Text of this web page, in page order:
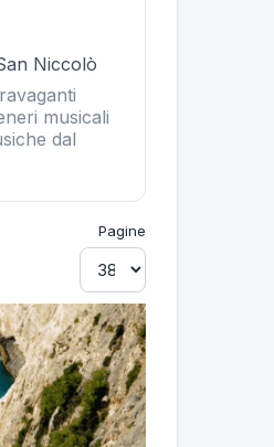
Niccolò
musicali
dal
Pagine